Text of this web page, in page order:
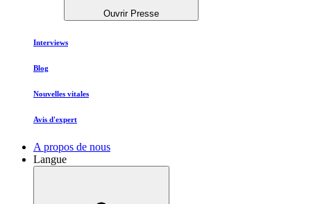
Ouvrir Presse
Interviews
Blog
Nouvelles vitales
Avis d'expert
A propos de nous
Langue